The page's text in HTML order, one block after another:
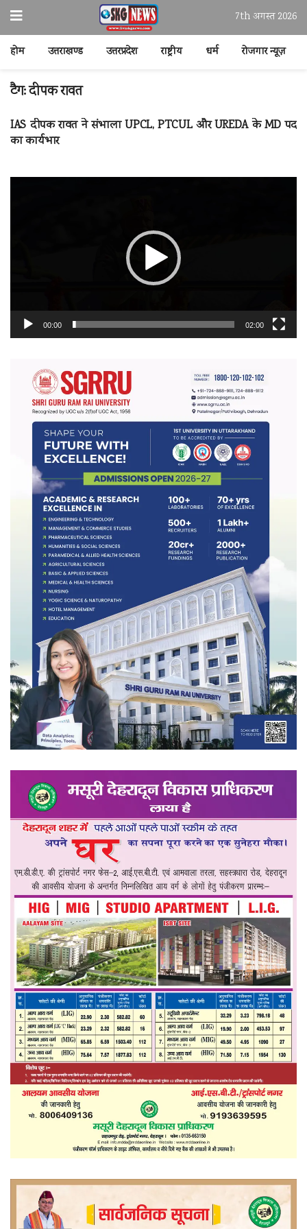
7th अगस्त 2026
होम उत्तराखण्ड उत्तरप्रदेश राष्ट्रीय धर्म रोजगार न्यूज़
टैग:दीपक रावत
IAS दीपक रावत ने संभाला UPCL, PTCUL और UREDA के MD पद
का कार्यभार
00:00 02:00